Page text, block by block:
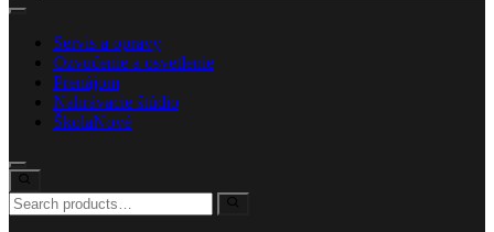
Servis a opravy
Ozvučenie a osvetlenie
Prenájom
Nahrávacie štúdio
ŠkolaNové